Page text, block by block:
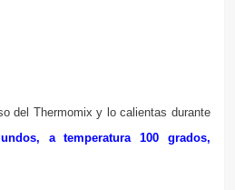
del Thermomix y lo calientas durante
a temperatura 100 grados,